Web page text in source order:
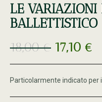
LE VARIAZIONI
BALLETTISTICO
18,00€ 17,10 €
Particolarmente indicato per i